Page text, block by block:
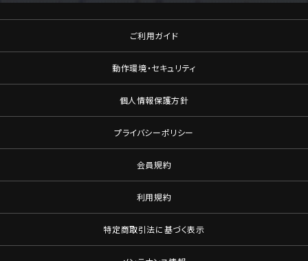
ご利用ガイド
動作環境・セキュリティ
個人情報保護方針
プライバシーポリシー
会員規約
利用規約
特定商取引法に基づく表示